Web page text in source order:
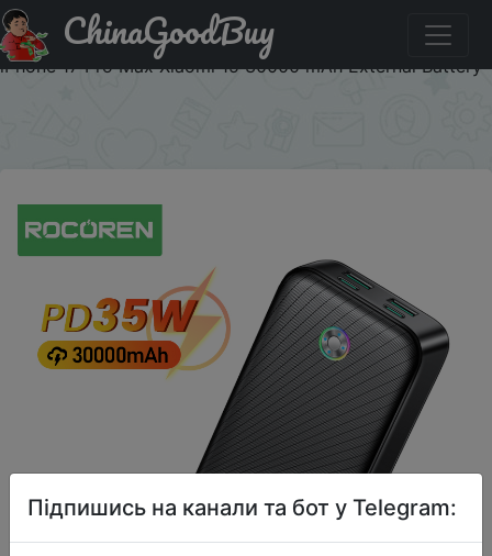
Купити по знижці A7FX3S3K1HY7 Rocoren 30000mAh PD
35W Power Bank Portable Fast Charging Powerbank For
iPhone 17 Pro Max Xiaomi 15 30000 mAh External Battery
ChinaGoodBuy
Підпишись на канали та бот у Telegram: